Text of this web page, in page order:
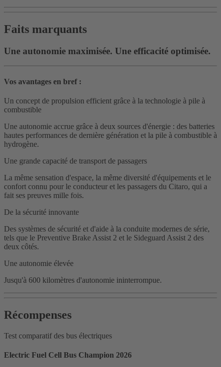
Faits marquants
Une autonomie maximisée. Une efficacité optimisée.
Vos avantages en bref :
Un concept de propulsion efficient grâce à la technologie à pile à
combustible
Une autonomie accrue grâce à deux sources d'énergie : des batteries
hautes performances de dernière génération et la pile à combustible à
hydrogène.
Une grande capacité de transport de passagers
La même sensation d'espace, la même diversité d'équipements et le
confort connu pour le conducteur et les passagers du Citaro, qui a
fait ses preuves mille fois.
De la sécurité innovante
Des systèmes de sécurité et d'aide à la conduite modernes de série,
tels que le Preventive Brake Assist 2 et le Sideguard Assist 2 des
deux côtés.
Une autonomie élevée
Jusqu'à 600 kilomètres d'autonomie ininterrompue.
Récompenses
Test comparatif des bus électriques
Electric Fuel Cell Bus Champion 2026